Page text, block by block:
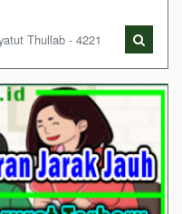
Thullab - 4221